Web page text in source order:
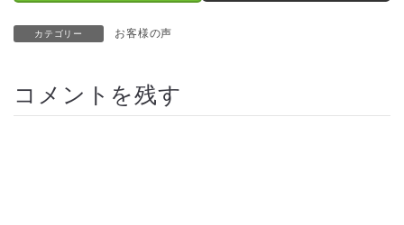
カテゴリー お客様の声
コメントを残す